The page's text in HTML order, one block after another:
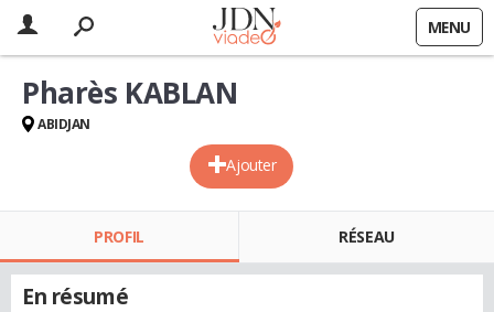
MENU
Ajouter
Pharès KABLAN
ABIDJAN
PROFIL RÉSEAU
En résumé